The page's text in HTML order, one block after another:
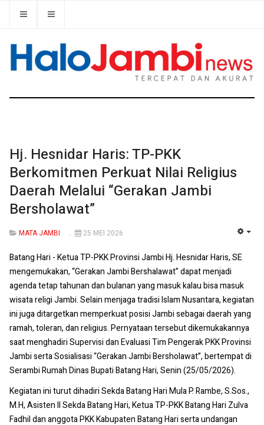
Hj. Hesnidar Haris: TP-PKK
Berkomitmen Perkuat Nilai Religius
Daerah Melalui “Gerakan Jambi
Bersholawat”
MATA JAMBI 25 MEI 2026
Batang Hari - Ketua TP-PKK Provinsi Jambi Hj. Hesnidar Haris, SE
mengemukakan, “Gerakan Jambi Bershalawat” dapat menjadi
agenda tetap tahunan dan bulanan yang masuk kalau bisa masuk
wisata religi Jambi. Selain menjaga tradisi Islam Nusantara, kegiatan
ini juga ditargetkan memperkuat posisi Jambi sebagai daerah yang
ramah, toleran, dan religius. Pernyataan tersebut dikemukakannya
saat menghadiri Supervisi dan Evaluasi Tim Pengerak PKK Provinsi
Jambi serta Sosialisasi “Gerakan Jambi Bersholawat”, bertempat di
Serambi Rumah Dinas Bupati Batang Hari, Senin (25/05/2026).
Kegiatan ini turut dihadiri Sekda Batang Hari Mula P. Rambe, S.Sos.,
M.H, Asisten II Sekda Batang Hari, Ketua TP-PKK Batang Hari Zulva
Fadhil dan anggota PKK Kabupaten Batang Hari serta undangan